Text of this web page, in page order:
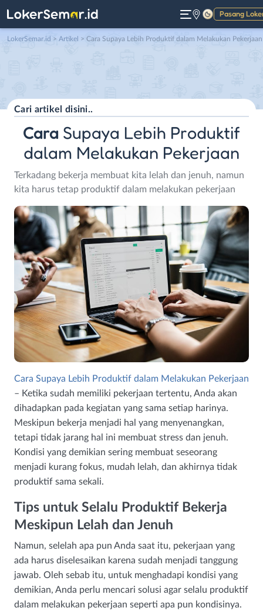
Pasang
Gelap
LokerSemar.id > Artikel > Cara Supaya Lebih Produktif dalam Melakukan Pekerjaan
Cara Supaya Lebih Produktif
dalam Melakukan Pekerjaan
Terkadang bekerja membuat kita lelah dan jenuh, namun
kita harus tetap produktif dalam melakukan pekerjaan
Cara Supaya Lebih Produktif dalam Melakukan Pekerjaan
– Ketika sudah memiliki pekerjaan tertentu, Anda akan
dihadapkan pada kegiatan yang sama setiap harinya.
Meskipun bekerja menjadi hal yang menyenangkan,
tetapi tidak jarang hal ini membuat stress dan jenuh.
Kondisi yang demikian sering membuat seseorang
menjadi kurang fokus, mudah lelah, dan akhirnya tidak
produktif sama sekali.
Tips untuk Selalu Produktif Bekerja
Meskipun Lelah dan Jenuh
Namun, selelah apa pun Anda saat itu, pekerjaan yang
ada harus diselesaikan karena sudah menjadi tanggung
jawab. Oleh sebab itu, untuk menghadapi kondisi yang
demikian, Anda perlu mencari solusi agar selalu produktif
dalam melakukan pekerjaan seperti apa pun kondisinya.